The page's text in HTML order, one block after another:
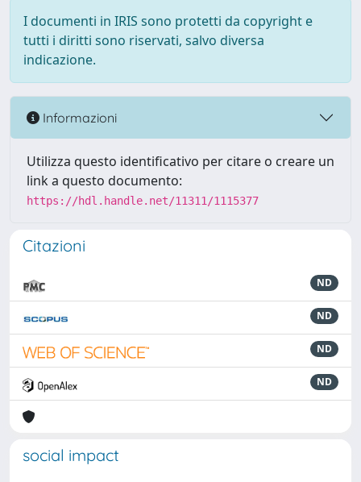
I documenti in IRIS sono protetti da copyright e
tutti i diritti sono riservati, salvo diversa
indicazione.
Informazioni
Utilizza questo identificativo per citare o creare un
link a questo documento:
https://hdl.handle.net/11311/1115377
Citazioni
ND
ND
ND
ND
social impact